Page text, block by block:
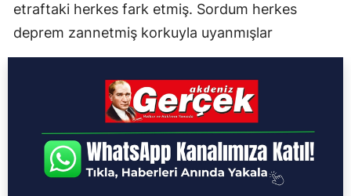
etraftaki herkes fark etmiş. Sordum herkes
deprem zannetmiş korkuyla uyanmışlar